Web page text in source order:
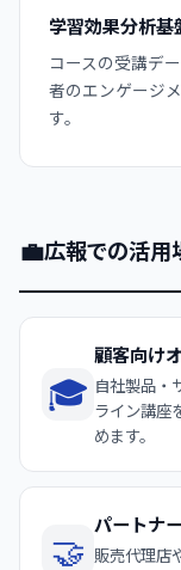
学習効果分析基
コースの受講デ
者のエンゲージ
す。
💼広報での活用
🎓
顧客向け
自社製品・
ライン講座
めます。
🤝
パートナ
販売代理店